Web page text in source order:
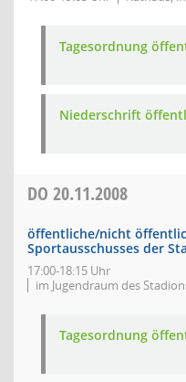
Tagesordnung
Niederschrift
DO 20.11.2008
öffentliche/nicht
Sportausschusses der
17:00-18:15 Uhr
im Jugendraum des
Tagesordnung